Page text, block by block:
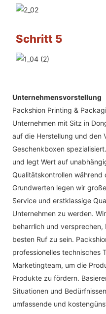
Schritt 5
Unternehmensvorstellung
Packshion Printing &
Unternehmen mit Sitz in
auf die Herstellung und den
Geschenkboxen
und legt Wert auf
Qualitätskontrollen während
Grundwerten legen wir
Service und erstklassige
Unternehmen zu werden.
beharrlich und
besten Ruf zu sein.
professionelles technisches
Marketingteam, um die
Produkte zu fördern.
Situationen und
umfassende und